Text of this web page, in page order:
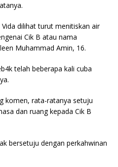
dilihat turut menitiskan air
Cik B atau nama
Muhammad Amin, 16.
telah beberapa kali cuba
komen, rata-ratanya setuju
dan ruang kepada Cik B
bersetuju dengan perkahwinan